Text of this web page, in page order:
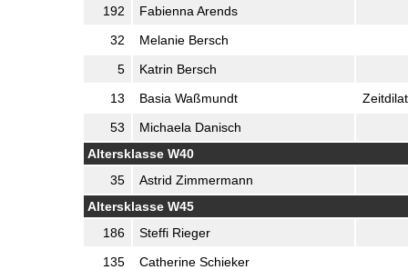
192
Fabienna Arends
32
Melanie Bersch
5
Katrin Bersch
13
Basia Waßmundt
53
Michaela Danisch
Altersklasse W40
35
Astrid Zimmermann
Altersklasse W45
186
Steffi Rieger
135
Catherine Schieker